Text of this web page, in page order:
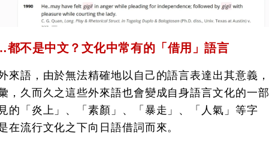
不是中文？文化中常有的「借用」語言
來語，由於無法精確地以自己的語言表達出其意義，
，久而久之這些外來語也會變成自身語言文化的一部
的「炎上」、「素顏」、「暴走」、「人氣」等字
在流行文化之下向日語借詞而來。